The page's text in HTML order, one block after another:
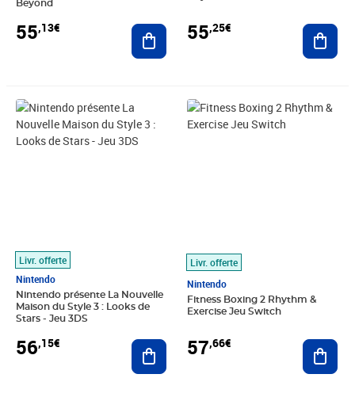
Beyond
55,13€ Ajouter au panier
55,25€
Livr. offerte
Nintendo
Nintendo présente La Nouvelle
Maison du Style 3 : Looks de
Stars - Jeu 3DS
56,15€
Prix 56,15€
Ajouter au panier
Livr. offerte
Nintendo
Fitness Boxing 2 Rhythm &
Exercise Jeu Switch
57,66€
Prix 57,66€